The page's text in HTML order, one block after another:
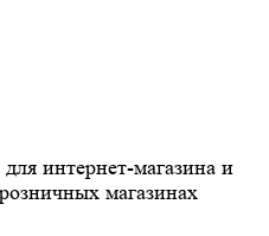
интернет-магазина и
магазинах